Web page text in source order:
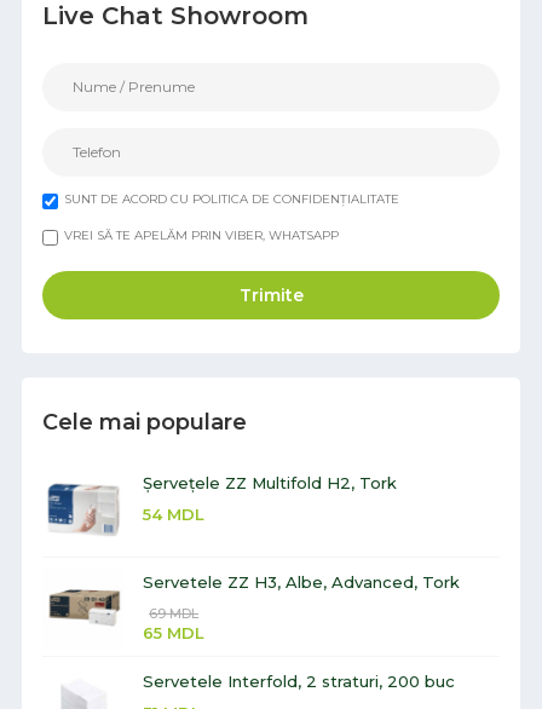
Live Chat Showroom
SUNT DE ACORD CU POLITICA DE CONFIDENȚIALITATE
VREI SĂ TE APELĂM PRIN VIBER, WHATSAPP
Trimite
Cele mai populare
Șervețele ZZ Multifold H2, Tork
54 MDL
Servetele ZZ H3, Albe, Advanced, Tork
69MDL
65 MDL
Servetele Interfold, 2 straturi, 200 buc